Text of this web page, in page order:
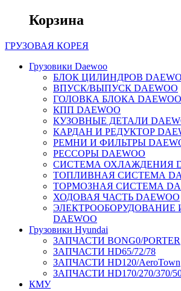
Корзина
ГРУЗОВАЯ КОРЕЯ
Грузовики Daewoo
БЛОК ЦИЛИНДРОВ
ВПУСК/ВЫПУСК DAEWOO
ГОЛОВКА БЛОКА DAEWOO
КПП DAEWOO
КУЗОВНЫЕ ДЕТАЛИ
КАРДАН И РЕДУКТОР
РЕМНИ И ФИЛЬТРЫ
РЕССОРЫ DAEWOO
СИСТЕМА ОХЛАЖДЕНИЯ
ТОПЛИВНАЯ СИСТЕМА
ТОРМОЗНАЯ СИСТЕМА
ХОДОВАЯ ЧАСТЬ DAEWOO
ЭЛЕКТРООБОРУДОВАНИЕ
DAEWOO
Грузовики Hyundai
ЗАПЧАСТИ BONG0/PORTER
ЗАПЧАСТИ HD65/72/78
ЗАПЧАСТИ HD120/AeroTown
ЗАПЧАСТИ HD170/270/370/
КМУ